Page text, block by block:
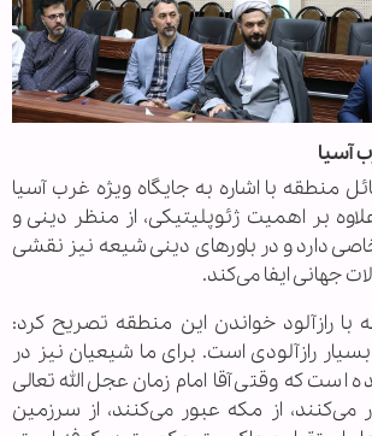
آسیا
منطقه با اشاره به جایگاه ویژه غرب آسیا
بر اهمیت ژئوپلیتیکی، از منظر دینی و
دارد و در باورهای دینی شیعه نیز نقشی
جهانی ایفا می‌کند.
با رازآلود خواندن این منطقه تصریح کرد:
رازآلودی است. برای ما شیعیان نیز در
است که وقتی آقا امام زمان عجل‌الله تعالی
از مکه عبور می‌کنند، از سرزمین